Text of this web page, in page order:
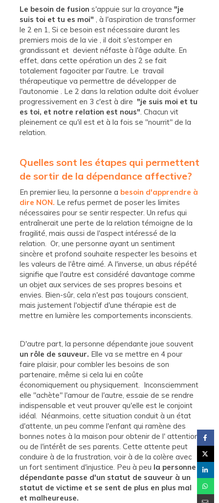
Le besoin de fusion s'appuie sur la croyance "je
suis toi et tu es moi"
, à l'aspiration de transformer
le 2 en 1, Si ce besoin est nécessaire durant les
premiers mois de la vie , il doit s'estomper en
grandissant et devient néfaste à l'âge adulte. En
effet, dans cette opération un des 2 se fait
totalement fagociter par l'autre. Le travail
thérapeutique va permettre de développer de
l'autonomie . Le 2 dans la relation adulte doit évoluer
progressivement en 3 c'est à dire "je suis moi et tu
es toi, et notre relation est nous" . Chacun vit
pleinement ce qu'il est et à la fois se "nourrit" de la
relation.
Quelles sont les étapes qui permettent
de sortir de la dépendance affective?
En premier lieu, la personne a besoin d'apprendre à
dire NON. Le refus permet de poser les limites
nécessaires pour se sentir respecter. Un refus qui
entraînerait une perte de la relation témoigne de la
fragilité, mais aussi de l'aspect intéressé de la
relation. Or, une personne ayant un sentiment
sincère et profond souhaite respecter les besoins et
les valeurs de l'être aimé. A l'inverse, un abus répété
signifie que l'autre est considéré davantage comme
un objet aux services de ses propres besoins et
envies. Bien-sûr, cela n'est pas toujours conscient,
mais justement l'objectif d'une thérapie est de
mettre en lumière les comportements inconscients.
D'autre part, la personne dépendante joue souvent
un rôle de sauveur. Elle va se mettre en 4 pour
faire plaisir, pour combler les besoins de son
partenaire, même si cela lui en coûte
économiquement ou physiquement. Inconsciemment
elle "achète" l'amour de l'autre, essaie de se rendre
indispensable et veut prouver qu'elle est le conjoint
idéal. Néanmoins, cette situation conduit à un état
d'attente, un peu comme l'enfant qui ramène des
bonnes notes à la maison pour obtenir de l' attention
ou de l'intérêt de ses parents. Cette attente peut
conduire à de la frustration, voir à de la colère avec
un fort sentiment d'injustice. Peu à peu la personne
dépendante passe d'un statut de sauveur à un
statut de victime et se sent de plus en plus mal
et malheureuse.